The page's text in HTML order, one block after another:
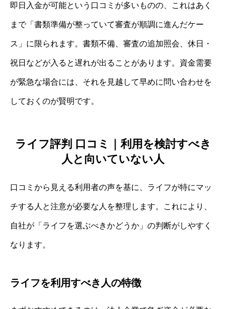
即日入金が可能という口コミが多いものの、これはあく
まで「書類準備が整っていて審査が順調に進んだケー
ス」に限られます。書類不備、審査の追加照会、休日・
祝日などが入ると遅れが出ることがあります。資金需要
が緊急な場合には、それを見越して早めに問い合わせを
しておくのが賢明です。
ライフ評判 口コミ｜利用を検討すべき
人と向いていない人
口コミから見える利用者の声を基に、ライフが特にマッ
チする人と注意が必要な人を整理します。これにより、
自社が「ライフを選ぶべきかどうか」の判断がしやすく
なります。
ライフを利用すべき人の特徴